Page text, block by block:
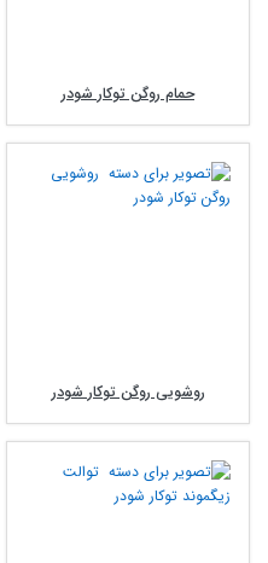
حاضر برند های زیادی اقدام به تولید
بازار موجود می باشد ولی قیمت
ارزان تر می باشد.
حمام روگن توکار شودر
روشویی روگن توکار شودر